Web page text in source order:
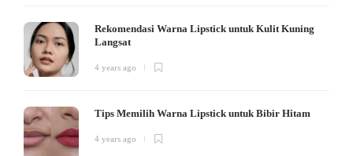
Rekomendasi Warna Lipstick untuk Kulit Kuning
Langsat
4 years ago
Tips Memilih Warna Lipstick untuk Bibir Hitam
4 years ago